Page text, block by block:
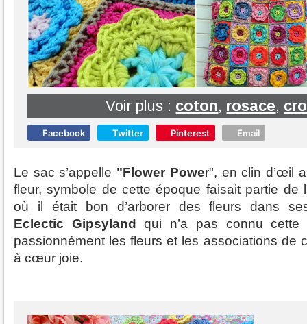
Voir plus : coton, rosace,
Facebook Twitter Pinterest Email
Le sac s’appelle "Flower Power", en clin d’œil
fleur, symbole de cette époque faisait partie de
où il était bon d’arborer des fleurs dans
Eclectic Gipsyland
qui n’a pas connu
passionnément les fleurs et les associations de
à cœur joie.